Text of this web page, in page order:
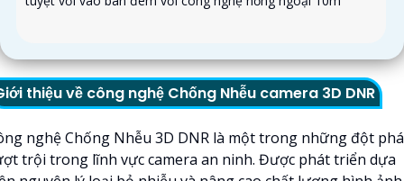
thiệu về công nghệ Chống Nhễu camera 3D DNR
nghệ Chống Nhễu 3D DNR là một trong những đột phá
trội trong lĩnh vực camera an ninh. Được phát triển dựa